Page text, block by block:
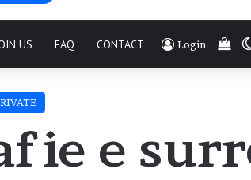
US FAQ CONTACT Login
e